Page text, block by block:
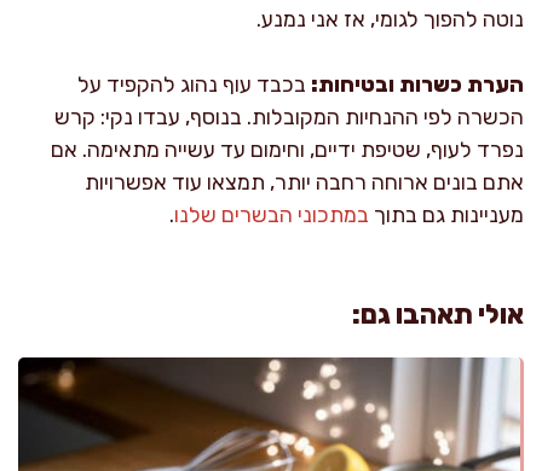
נוטה להפוך לגומי, אז אני נמנע.
הערת כשרות ובטיחות: בכבד עוף נהוג להקפיד על
הכשרה לפי ההנחיות המקובלות. בנוסף, עבדו נקי: קרש
נפרד לעוף, שטיפת ידיים, וחימום עד עשייה מתאימה. אם
אתם בונים ארוחה רחבה יותר, תמצאו עוד אפשרויות
מעניינות גם בתוך במתכוני הבשרים שלנו.
אולי תאהבו גם: